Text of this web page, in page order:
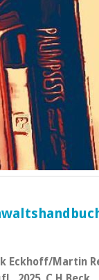
Eckhoff/Martin